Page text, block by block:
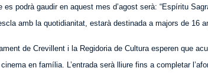
es podrà gaudir en aquest mes d’agost serà: “Espíritu
amb la quotidianitat, estarà destinada a majors de 16
de Crevillent i la Regidoria de Cultura esperen que
en família. L’entrada serà lliure fins a completar